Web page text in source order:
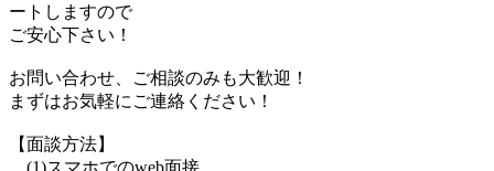
ートしますので
ご安心下さい！
お問い合わせ、ご相談のみも大歓迎！
まずはお気軽にご連絡ください！
【面談方法】
(1)スマホでのweb面接